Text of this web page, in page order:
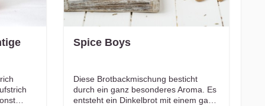
Spice Boys
Diese Brotbackmischung besticht
durch ein ganz besonderes Aroma. Es
entsteht ein Dinkelbrot mit einem ganz